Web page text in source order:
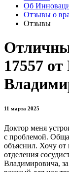
Об
Отзывы о
Отзывы
17557
11 марта 2025
Доктор меня
с проблемой.
объяснил. Хочу от
отделения
Владимировича,